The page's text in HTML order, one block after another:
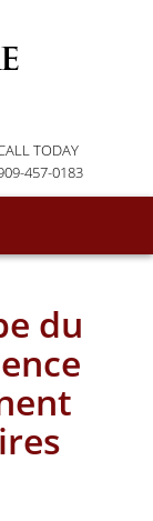
TODAY
457-0183
du